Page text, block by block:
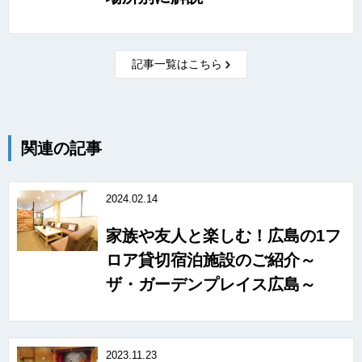
記事一覧はこちら
関連の記事
2024.02.14
家族や友人と楽しむ！広島の1フ
ロア貸切宿泊施設のご紹介～
ザ・ガーデンプレイス広島～
2023.11.23